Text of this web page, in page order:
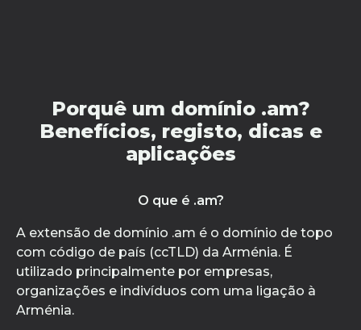
Porquê um domínio .am?
Benefícios, registo, dicas e
aplicações
O que é .am?
A extensão de domínio .am é o domínio de topo
com código de país (ccTLD) da Arménia. É
utilizado principalmente por empresas,
organizações e indivíduos com uma ligação à
Arménia.